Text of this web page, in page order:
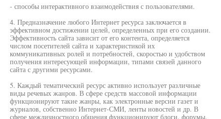
- способы интерактивного взаимодействия с пользователями.
4. Предназначение любого Интернет ресурса заключается в
эффективном достижении целей, определенных при его создании.
Эффективность сайта зависит от его контента, определяется
числом посетителей сайта и характеристикой их
коммуникативных ролей и потребностей, скоростью и удобством
получения интересующей информации, типами связей данного
сайта с другими ресурсами.
5. Каждый тематический ресурс активно использует различные
виды речевых жанров. В сфере средств массовой информации
функционируют такие жанры, как электронные версии газет и
журналов, собственно Интернет-СМИ, ленты новостей и др. В
сфере межличностного общения функционируют блоги, форумы,